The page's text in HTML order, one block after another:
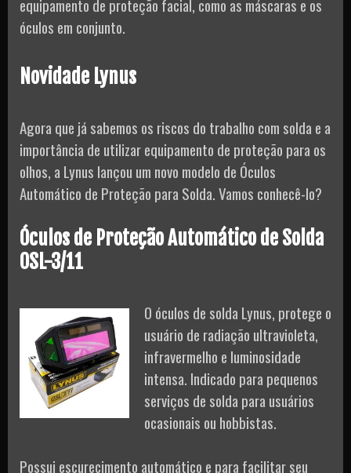
óculos em conjunto.
Novidade Lynus
Agora que já sabemos os riscos do trabalho com solda e a
importância de utilizar equipamento de proteção para os
olhos, a Lynus lançou um novo modelo de Óculos
Automático de Proteção para Solda. Vamos conhecê-lo?
Óculos de Proteção Automático de Solda
OSL-3/11
O óculos de solda Lynus, protege o
usuário de radiação ultravioleta,
infravermelho e luminosidade
intensa. Indicado para pequenos
serviços de solda para usuários
ocasionais ou hobbistas.
Possui escurecimento automático e para facilitar seu